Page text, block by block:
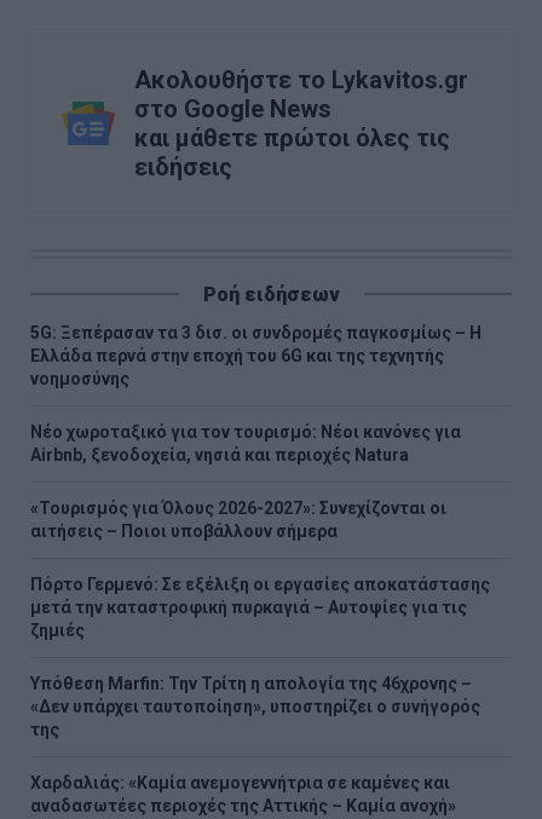
Ακολουθήστε το Lykavitos.gr
στο Google News
και μάθετε πρώτοι όλες τις
ειδήσεις
Ροή ειδήσεων
5G: Ξεπέρασαν τα 3 δισ. οι συνδρομές παγκοσμίως – Η
Ελλάδα περνά στην εποχή του 6G και της τεχνητής
νοημοσύνης
Νέο χωροταξικό για τον τουρισμό: Νέοι κανόνες για
Airbnb, ξενοδοχεία, νησιά και περιοχές Natura
«Τουρισμός για Όλους 2026-2027»: Συνεχίζονται οι
αιτήσεις – Ποιοι υποβάλλουν σήμερα
Πόρτο Γερμενό: Σε εξέλιξη οι εργασίες αποκατάστασης
μετά την καταστροφική πυρκαγιά – Αυτοψίες για τις
ζημιές
Υπόθεση Marfin: Την Τρίτη η απολογία της 46χρονης –
«Δεν υπάρχει ταυτοποίηση», υποστηρίζει ο συνήγορός
της
Χαρδαλιάς: «Καμία ανεμογεννήτρια σε καμένες και
αναδασωτέες περιοχές της Αττικής – Καμία ανοχή»